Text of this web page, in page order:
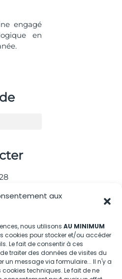
aux
nous utilisons AU MINIMUM
cookies pour stocker et/ou accéder
Le fait de consentir à ces
traiter des données de visites du
un message via formulaire... Il n'y a
techniques. Le fait de ne
engagé
en